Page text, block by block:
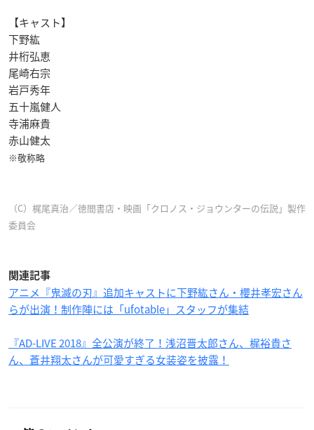
【キャスト】
下野紘
井桁弘恵
尾崎右宗
岩戸秀年
五十嵐健人
寺浦麻貴
赤山健太
※敬称略
（C）梶尾真治／徳間書店・映画「クロノス・ジョウンターの伝説」製作
委員会
関連記事
アニメ『鬼滅の刃』追加キャストに下野紘さん・櫻井孝宏さん
らが出演！制作陣には「ufotable」スタッフが集結
『AD-LIVE 2018』全公演が終了！浅沼晋太郎さん、梶裕貴さ
ん、蒼井翔太さんが可愛すぎる女装姿を披露！